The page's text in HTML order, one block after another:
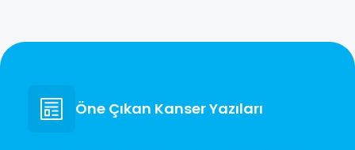
Öne Çıkan Kanser Yazıları